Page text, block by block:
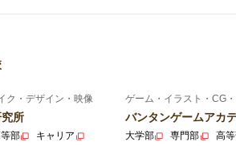
ク・デザイン・映像
所
部 キャリア
ゲーム・イラスト・CG
バンタンゲームアカ
大学部 専門部 高